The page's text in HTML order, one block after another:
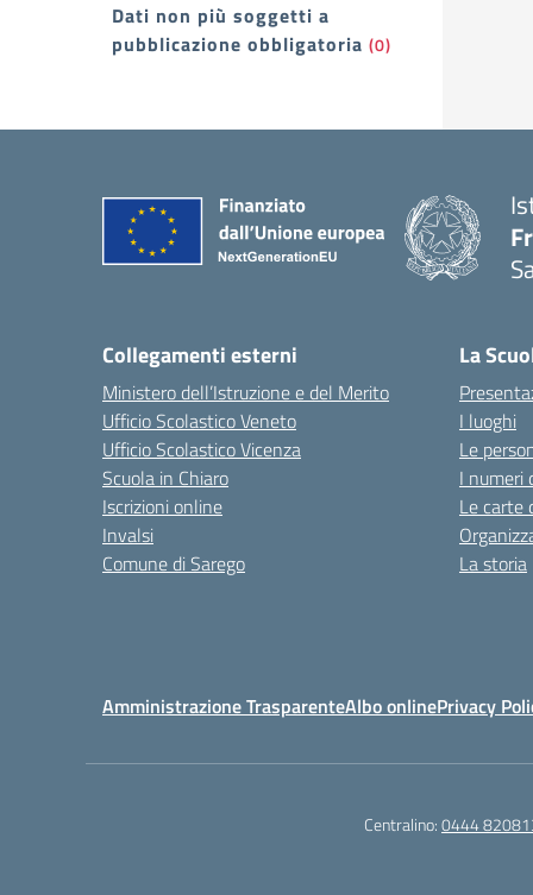
Dati non più soggetti a
pubblicazione obbligatoria (0)
Collegamenti esterni
Ministero dell’Istruzione e del Merito
Ufficio Scolastico Veneto
Ufficio Scolastico Vicenza
Scuola in Chiaro
Iscrizioni online
Invalsi
Comune di Sarego
La
I luoghi
Le
I numeri
Le carte
La storia
Amministrazione TrasparenteAlbo onlinePrivacy
Centralino:0444